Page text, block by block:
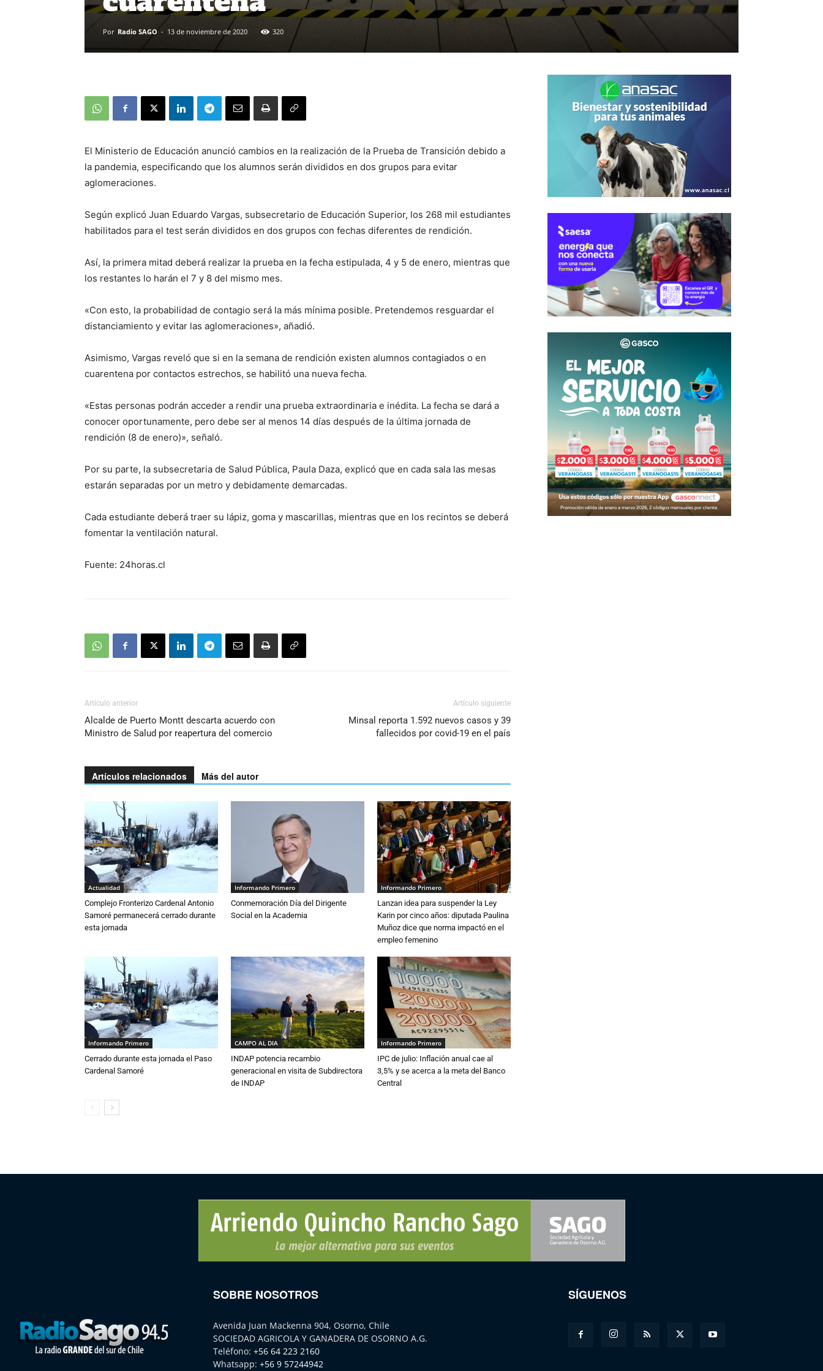
Por Radio SAGO - 13 de noviembre de 2020 320
El Ministerio de Educación anunció cambios en la realización de la Prueba de Transición debido a
la pandemia, especificando que los alumnos serán divididos en dos grupos para evitar
aglomeraciones.
Según explicó Juan Eduardo Vargas, subsecretario de Educación Superior, los 268 mil estudiantes
habilitados para el test serán divididos en dos grupos con fechas diferentes de rendición.
Así, la primera mitad deberá realizar la prueba en la fecha estipulada, 4 y 5 de enero, mientras que
los restantes lo harán el 7 y 8 del mismo mes.
«Con esto, la probabilidad de contagio será la más mínima posible. Pretendemos resguardar el
distanciamiento y evitar las aglomeraciones», añadió.
Asimismo, Vargas reveló que si en la semana de rendición existen alumnos contagiados o en
cuarentena por contactos estrechos, se habilitó una nueva fecha.
«Estas personas podrán acceder a rendir una prueba extraordinaria e inédita. La fecha se dará a
conocer oportunamente, pero debe ser al menos 14 días después de la última jornada de
rendición (8 de enero)», señaló.
Por su parte, la subsecretaria de Salud Pública, Paula Daza, explicó que en cada sala las mesas
estarán separadas por un metro y debidamente demarcadas.
Cada estudiante deberá traer su lápiz, goma y mascarillas, mientras que en los recintos se deberá
fomentar la ventilación natural.
Fuente: 24horas.cl
Artículo anterior
Alcalde de Puerto Montt descarta acuerdo con
Ministro de Salud por reapertura del comercio
Artículo siguiente
Minsal reporta 1.592 nuevos casos y 39
fallecidos por covid-19 en el país
Artículos relacionados Más del autor
Actualidad
Complejo Fronterizo Cardenal Antonio
Samoré permanecerá cerrado durante
esta jornada
Informando Primero
Conmemoración Día del Dirigente
Social en la Academia
Informando Primero
Lanzan idea para suspender la Ley
Karin por cinco años: diputada Paulina
Muñoz dice que norma impactó en el
empleo femenino
Informando Primero
Cerrado durante esta jornada el Paso
Cardenal Samoré
CAMPO AL DIA
INDAP potencia recambio
generacional en visita de Subdirectora
de INDAP
Informando Primero
IPC de julio: Inflación anual cae al
3,5% y se acerca a la meta del Banco
Central
SOBRE NOSOTROS
Avenida Juan Mackenna 904, Osorno, Chile
SOCIEDAD AGRICOLA Y GANADERA DE OSORNO A.G.
Teléfono: +56 64 223 2160
Whatsapp: +56 9 57244942
SÍGUENOS